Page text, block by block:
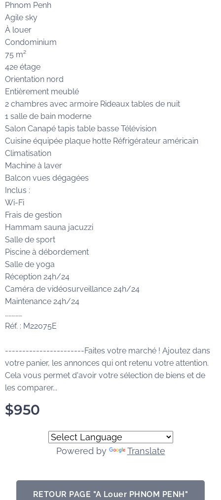
Phnom Penh
Agile sky
À louer
Condominium
75 m²
42e étage
Orientation nord
Entièrement meublé
2 chambres avec armoire Rideaux tables de nuit
1 salle de bain moderne
Salon Canapé tapis table basse Télévision
Cuisine équipée plaque hotte Réfrigérateur américain
Climatisation
Machine à laver
Balcon vues dégagées
Inclus :
Wi-Fi
Frais de gestion
Hammam sauna jacuzzi
Salle de sport
Piscine à débordement
Salle de yoga
Réception 24h/24
Caméra de vidéosurveillance 24h/24
Maintenance 24h/24
……………
Réf. : M22075E
-----------------------Faites votre marché ! Ajoutez dans
votre panier, les annonces qui ont retenu votre attention.
Cela vous permet d'avoir votre sélection de biens et de
les comparer...
$950
Powered by Translate
RETOUR PAGE "A Louer PHNOM PENH"